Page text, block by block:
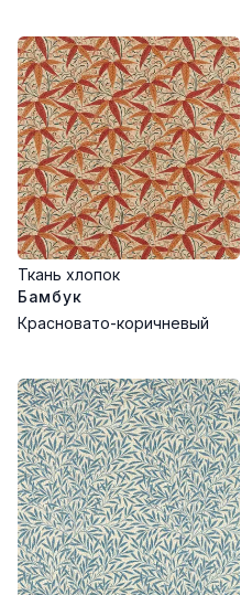
Ткань хлопок
Бамбук
Красновато-коричневый